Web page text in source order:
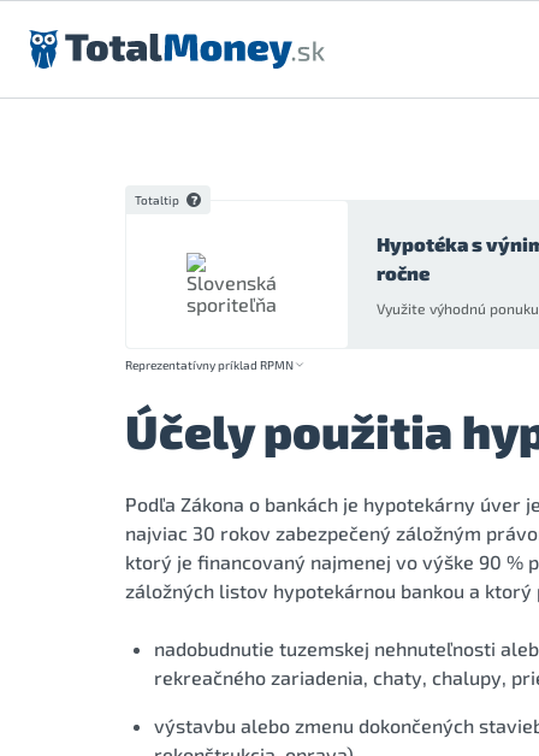
Preskočiť na obsah
Totaltip
Hypotéka s
ročne
Využite výhodnú
Reprezentatívny príklad RPMN
Účely použitia
Podľa Zákona o bankách je hypotekárny
najviac 30 rokov zabezpečený záložným
ktorý je financovaný najmenej vo výške 90
záložných listov hypotekárnou bankou a
nadobudnutie tuzemskej nehnuteľnosti
rekreačného zariadenia, chaty, chalupy,
výstavbu alebo zmenu dokončených